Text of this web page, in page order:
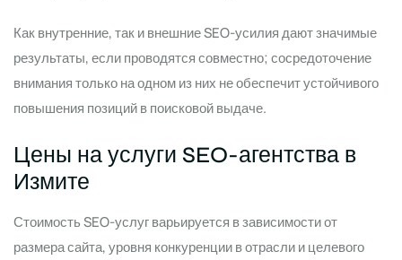
Как внутренние, так и внешние SEO-усилия дают значимые
результаты, если проводятся совместно; сосредоточение
внимания только на одном из них не обеспечит устойчивого
повышения позиций в поисковой выдаче.
Цены на услуги SEO-агентства в
Измите
Стоимость SEO-услуг варьируется в зависимости от
размера сайта, уровня конкуренции в отрасли и целевого